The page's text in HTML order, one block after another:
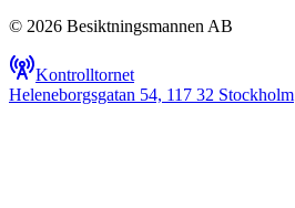
© 2026 Besiktningsmannen AB
Kontrolltornet
Heleneborgsgatan 54, 117 32 Stockholm